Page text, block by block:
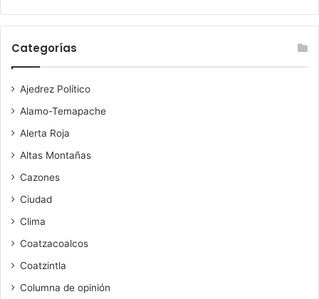
Categorías
Ajedrez Político
Alamo-Temapache
Alerta Roja
Altas Montañas
Cazones
Ciudad
Clima
Coatzacoalcos
Coatzintla
Columna de opinión